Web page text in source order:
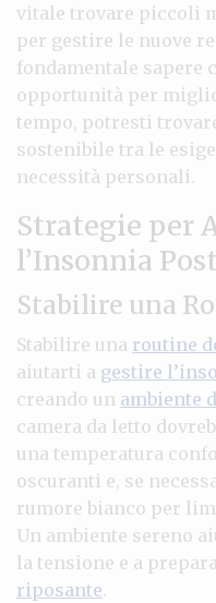
vitale trovare piccoli
per gestire le nuove
fondamentale sapere
opportunità per
tempo, potresti
sostenibile tra le
necessità personali.
Strategie per
l’Insonnia
Stabilire una
Stabilire una routine
aiutarti a gestire
creando un ambiente
camera da letto
una temperatura
oscuranti e, se
rumore bianco per
Un ambiente sereno
la tensione e a
riposante.